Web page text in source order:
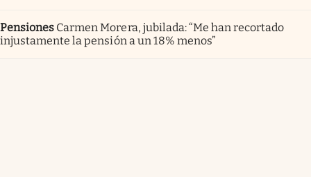
Pensiones Carmen Morera, jubilada: “Me han recortado
injustamente la pensión a un 18% menos”